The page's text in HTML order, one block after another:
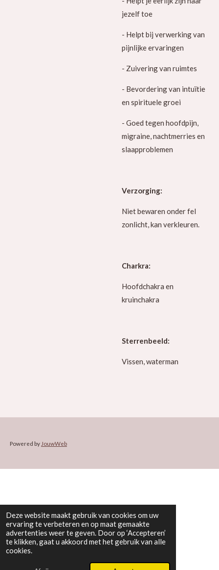
Deze website maakt gebruik van cookies om uw
ervaring te verbeteren en op maat gemaakte
advertenties weer te geven. Door op ‘Accepteren’
te klikken, gaat u akkoord met het gebruik van alle
cookies.
jezelf toe
- Helpt bij verwerking van
pijnlijke ervaringen
- Zuivering van ruimtes
- Bevordering van intuïtie
en spirituele groei
- Goed tegen hoofdpijn,
migraine, nachtmerries en
slaapproblemen
Verzorging:
Niet bewaren onder fel
zonlicht, kan verkleuren.
Charkra:
Hoofdchakra en
kruinchakra
Sterrenbeeld:
Vissen, waterman
Powered by JouwWeb